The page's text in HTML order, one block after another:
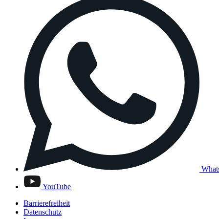
YouTube
Barrierefreiheit
Datenschutz